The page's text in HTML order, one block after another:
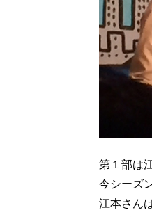
第１部は
今シーズ
江本さん